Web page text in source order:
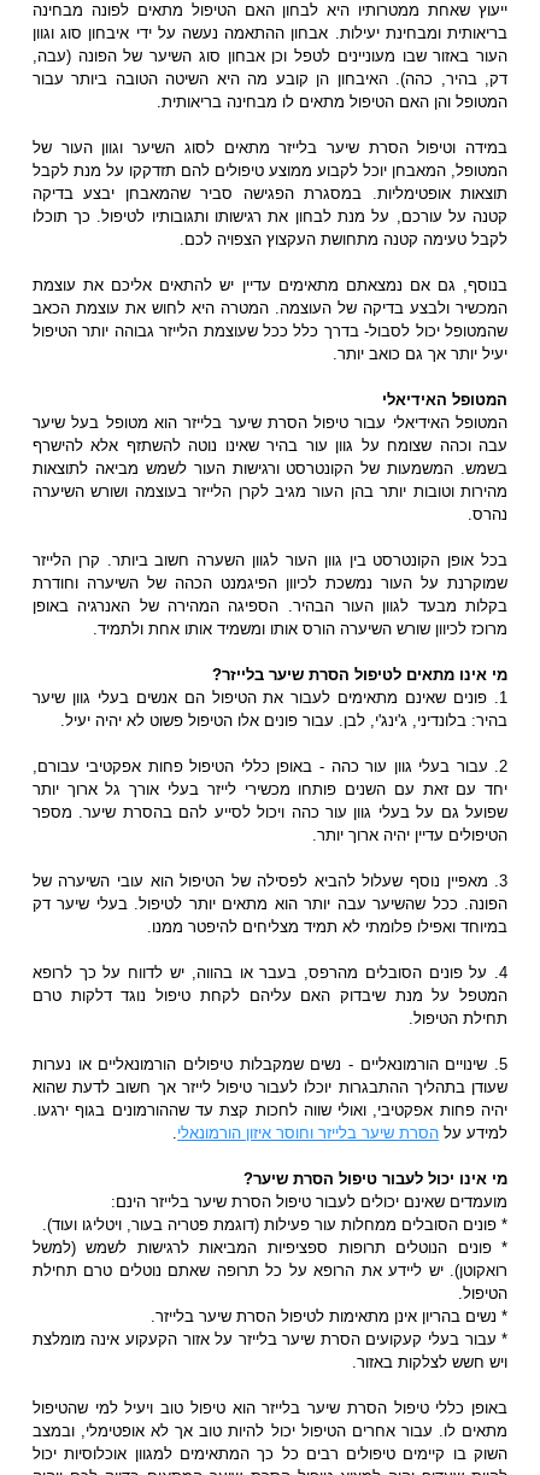
ייעוץ שאחת ממטרותיו היא לבחון האם הטיפול מתאים לפונה מבחינה
בריאותית ומבחינת יעילות. אבחון ההתאמה נעשה על ידי איבחון סוג וגוון
העור באזור שבו מעוניינים לטפל וכן אבחון סוג השיער של הפונה (עבה,
דק, בהיר, כהה). האיבחון הן קובע מה היא השיטה הטובה ביותר עבור
המטופל והן האם הטיפול מתאים לו מבחינה בריאותית.
במידה וטיפול הסרת שיער בלייזר מתאים לסוג השיער וגוון העור של
המטופל, המאבחן יוכל לקבוע ממוצע טיפולים להם תזדקקו על מנת לקבל
תוצאות אופטימליות. במסגרת הפגישה סביר שהמאבחן יבצע בדיקה
קטנה על עורכם, על מנת לבחון את רגישותו ותגובותיו לטיפול. כך תוכלו
לקבל טעימה קטנה מתחושת העקצוץ הצפויה לכם.
בנוסף, גם אם נמצאתם מתאימים עדיין יש להתאים אליכם את עוצמת
המכשיר ולבצע בדיקה של העוצמה. המטרה היא לחוש את עוצמת הכאב
שהמטופל יכול לסבול- בדרך כלל ככל שעוצמת הלייזר גבוהה יותר הטיפול
יעיל יותר אך גם כואב יותר.
המטופל האידיאלי
המטופל האידיאלי עבור טיפול הסרת שיער בלייזר הוא מטופל בעל שיער
עבה וכהה שצומח על גוון עור בהיר שאינו נוטה להשתזף אלא להישרף
בשמש. המשמעות של הקונטרסט ורגישות העור לשמש מביאה לתוצאות
מהירות וטובות יותר בהן העור מגיב לקרן הלייזר בעוצמה ושורש השיערה
נהרס.
בכל אופן הקונטרסט בין גוון העור לגוון השערה חשוב ביותר. קרן הלייזר
שמוקרנת על העור נמשכת לכיוון הפיגמנט הכהה של השיערה וחודרת
בקלות מבעד לגוון העור הבהיר. הספיגה המהירה של האנרגיה באופן
מרוכז לכיוון שורש השיערה הורס אותו ומשמיד אותו אחת ולתמיד.
מי אינו מתאים לטיפול הסרת שיער בלייזר?
1. פונים שאינם מתאימים לעבור את הטיפול הם אנשים בעלי גוון שיער
בהיר: בלונדיני, ג'ינג'י, לבן. עבור פונים אלו הטיפול פשוט לא יהיה יעיל.
2. עבור בעלי גוון עור כהה - באופן כללי הטיפול פחות אפקטיבי עבורם,
יחד עם זאת עם השנים פותחו מכשירי לייזר בעלי אורך גל ארוך יותר
שפועל גם על בעלי גוון עור כהה ויכול לסייע להם בהסרת שיער. מספר
הטיפולים עדיין יהיה ארוך יותר.
3. מאפיין נוסף שעלול להביא לפסילה של הטיפול הוא עובי השיערה של
הפונה. ככל שהשיער עבה יותר הוא מתאים יותר לטיפול. בעלי שיער דק
במיוחד ואפילו פלומתי לא תמיד מצליחים להיפטר ממנו.
4. על פונים הסובלים מהרפס, בעבר או בהווה, יש לדווח על כך לרופא
המטפל על מנת שיבדוק האם עליהם לקחת טיפול נוגד דלקות טרם
תחילת הטיפול.
5. שינויים הורמונאליים - נשים שמקבלות טיפולים הורמונאליים או נערות
שעודן בתהליך ההתבגרות יוכלו לעבור טיפול לייזר אך חשוב לדעת שהוא
יהיה פחות אפקטיבי, ואולי שווה לחכות קצת עד שההורמונים בגוף ירגעו.
למידע על הסרת שיער בלייזר וחוסר איזון הורמונאלי.
מי אינו יכול לעבור טיפול הסרת שיער?
מועמדים שאינם יכולים לעבור טיפול הסרת שיער בלייזר הינם:
* פונים הסובלים ממחלות עור פעילות (דוגמת פטריה בעור, ויטליגו ועוד).
* פונים הנוטלים תרופות ספציפיות המביאות לרגישות לשמש (למשל
רואקוטן). יש ליידע את הרופא על כל תרופה שאתם נוטלים טרם תחילת
הטיפול.
* נשים בהריון אינן מתאימות לטיפול הסרת שיער בלייזר.
* עבור בעלי קעקועים הסרת שיער בלייזר על אזור הקעקוע אינה מומלצת
ויש חשש לצלקות באזור.
באופן כללי טיפול הסרת שיער בלייזר הוא טיפול טוב ויעיל למי שהטיפול
מתאים לו. עבור אחרים הטיפול יכול להיות טוב אך לא אופטימלי, ובמצב
השוק בו קיימים טיפולים רבים כל כך המתאימים למגוון אוכלוסיות יכול